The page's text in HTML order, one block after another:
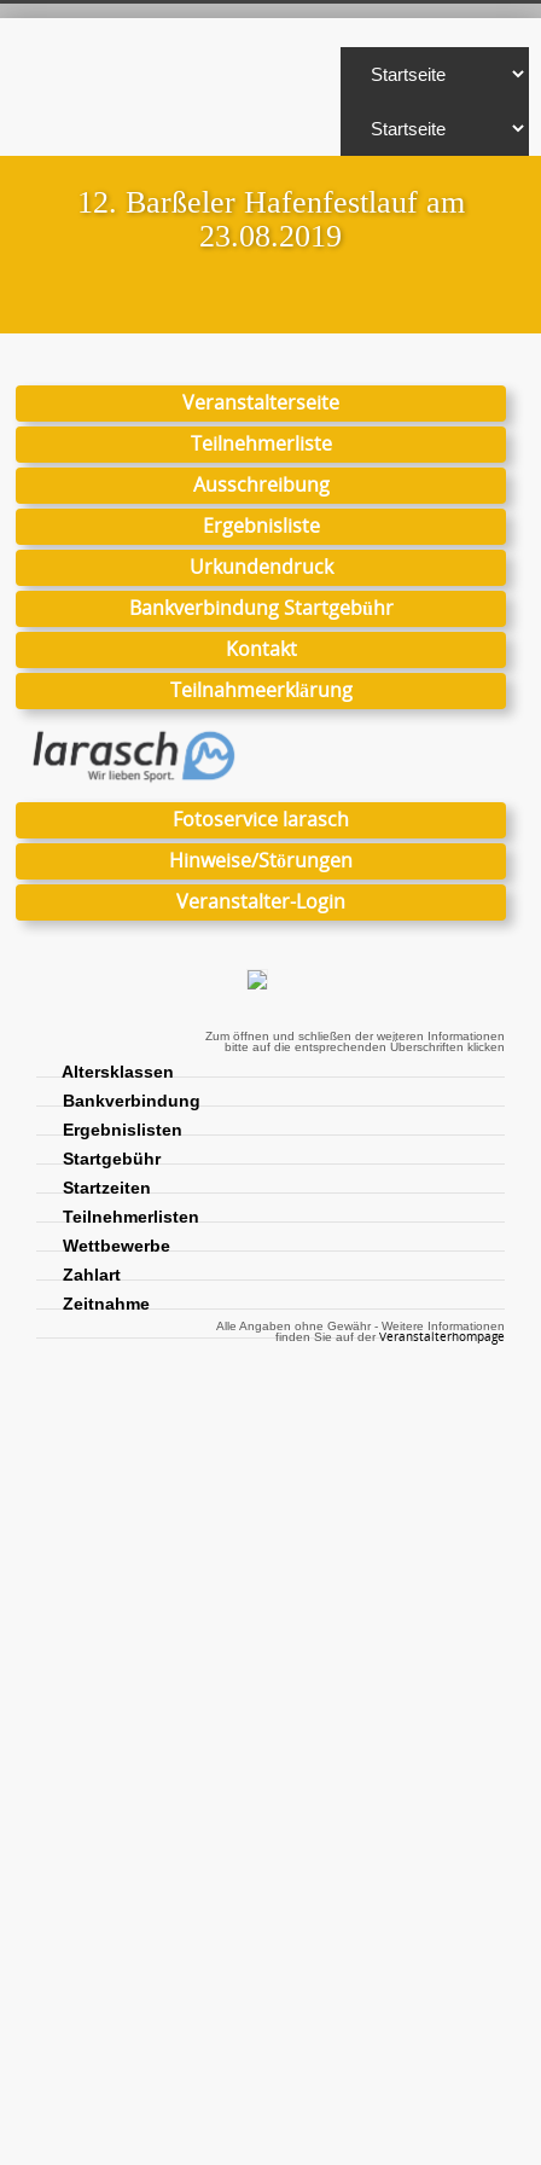
12. Barßeler Hafenfestlauf am
23.08.2019
Veranstalterseite
Teilnehmerliste
Ausschreibung
Ergebnisliste
Urkundendruck
Bankverbindung Startgebühr
Kontakt
Teilnahmeerklärung
Fotoservice larasch
Hinweise/Störungen
Veranstalter-Login
Zum öffnen und schließen der weiteren Informationen
bitte auf die entsprechenden Überschriften klicken
Altersklassen
Bankverbindung
Ergebnislisten
Startgebühr
Startzeiten
Teilnehmerlisten
Wettbewerbe
Zahlart
Zeitnahme
Alle Angaben ohne Gewähr - Weitere Informationen
finden Sie auf der Veranstalterhompage